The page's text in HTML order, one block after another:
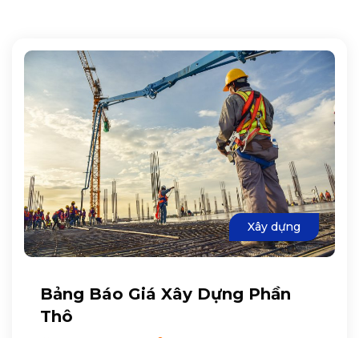
Xây dựng
Bảng Báo Giá Xây Dựng Phần
Thô